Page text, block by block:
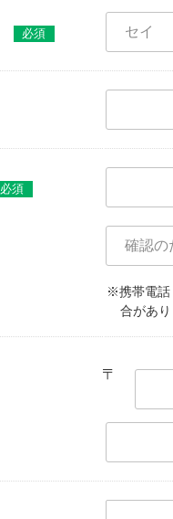
必須
必須
※携帯電話
合があ
〒